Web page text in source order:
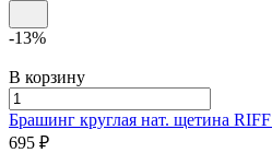
-13%
В корзину
Брашинг круглая нат. щетина RIFF
695 ₽